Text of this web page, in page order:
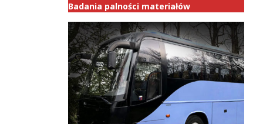
Badania palności materiałów